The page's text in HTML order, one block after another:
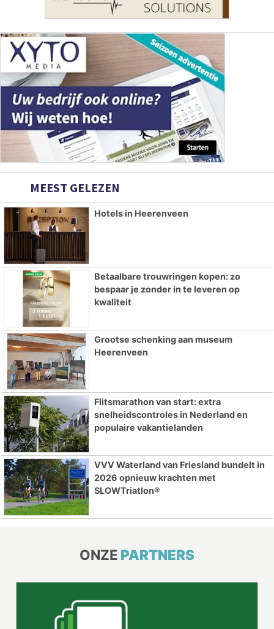
MEEST GELEZEN
Hotels in Heerenveen
Betaalbare trouwringen kopen: zo
bespaar je zonder in te leveren op
kwaliteit
Grootse schenking aan museum
Heerenveen
Flitsmarathon van start: extra
snelheidscontroles in Nederland en
populaire vakantielanden
VVV Waterland van Friesland bundelt in
2026 opnieuw krachten met
SLOWTriatlon®
ONZE PARTNERS